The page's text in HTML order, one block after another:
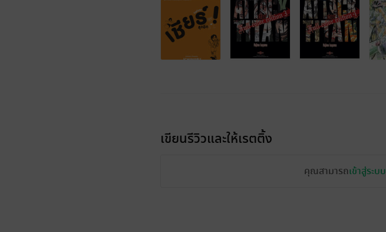
เขียนรีวิวและให้เรตติ้ง
คุณสามารถเข้าสู่ระบบ